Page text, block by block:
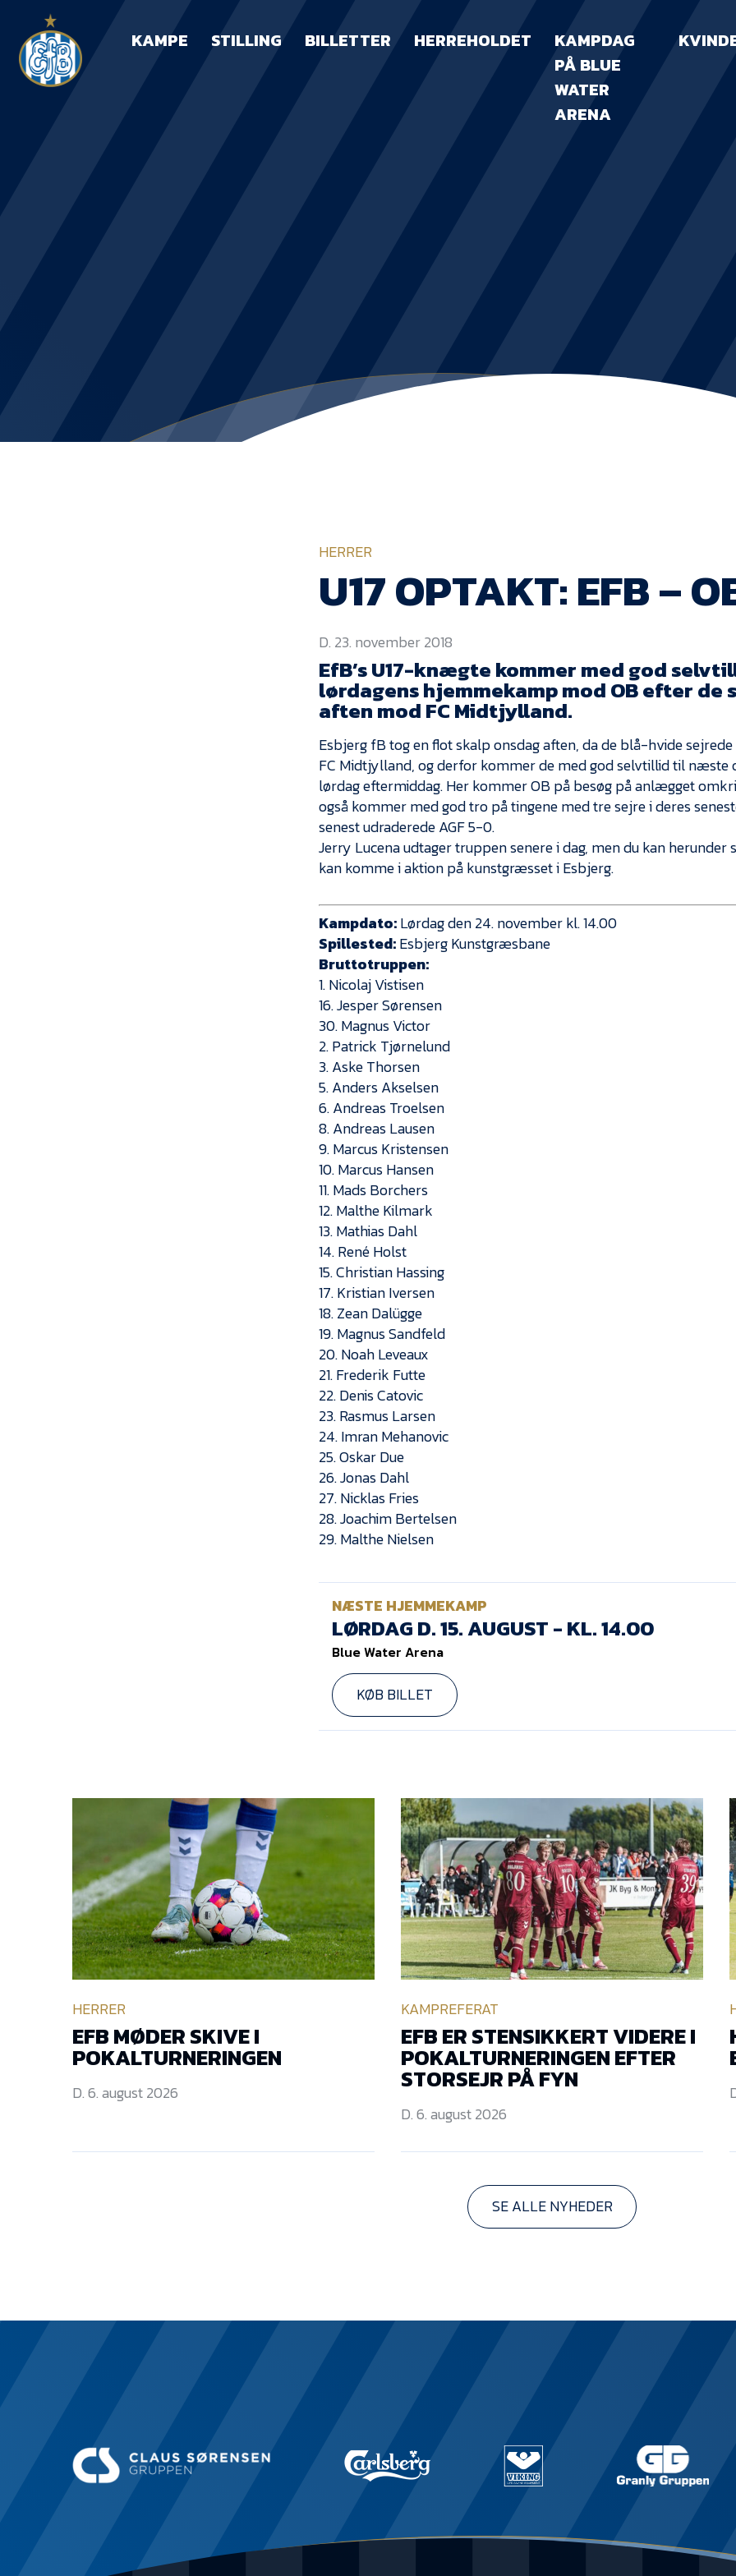
KAMPE STILLING BILLETTER HERREHOLDET
KAMPDAG
PÅ BLUE
WATER
ARENA
HERRER
U17 OPTAKT: EFB –
D. 23. november 2018
EfB’s U17-knægte kommer med god
lørdagens hjemmekamp mod OB efter de
aften mod FC Midtjylland.
Esbjerg fB tog en flot skalp onsdag aften, da de blå-hvide
FC Midtjylland, og derfor kommer de med god selvtillid til næste
lørdag eftermiddag. Her kommer OB på besøg på anlægget
også kommer med god tro på tingene med tre sejre i deres
senest udraderede AGF 5-0.
Jerry Lucena udtager truppen senere i dag, men du kan herunder
kan komme i aktion på kunstgræsset i Esbjerg.
Kampdato:Lørdag den 24. november kl. 14.00
Spillested:Esbjerg Kunstgræsbane
Bruttotruppen:
1. Nicolaj Vistisen
16. Jesper Sørensen
30. Magnus Victor
2. Patrick Tjørnelund
3. Aske Thorsen
5. Anders Akselsen
6. Andreas Troelsen
8. Andreas Lausen
9. Marcus Kristensen
10. Marcus Hansen
11. Mads Borchers
12. Malthe Kilmark
13. Mathias Dahl
14. René Holst
15. Christian Hassing
17. Kristian Iversen
18. Zean Dalügge
19. Magnus Sandfeld
20. Noah Leveaux
21. Frederik Futte
22. Denis Catovic
23. Rasmus Larsen
24. Imran Mehanovic
25. Oskar Due
26. Jonas Dahl
27. Nicklas Fries
28. Joachim Bertelsen
29. Malthe Nielsen
NÆSTE HJEMMEKAMP
LØRDAG D. 15. AUGUST - KL. 14.00
Blue Water Arena
KØB BILLET
HERRER
EFB MØDER SKIVE I
POKALTURNERINGEN
D. 6. august 2026
KAMPREFERAT
EFB ER STENSIKKERT VIDERE I
POKALTURNERINGEN EFTER
STORSEJR PÅ FYN
D. 6. august 2026
SE ALLE NYHEDER